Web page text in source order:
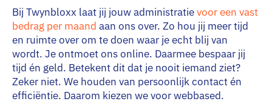
Bij Twynbloxx laat jij jouw administratievoor een vast
bedrag per maand aan ons over. Zo hou jij meer tijd
en ruimte over om te doen waar je echt blij van
wordt. Je ontmoet ons online. Daarmee bespaar jij
tijd én geld. Betekent dit dat je nooit iemand ziet?
Zeker niet. We houden van persoonlijk contact én
efficiëntie. Daarom kiezen we voor webbased.